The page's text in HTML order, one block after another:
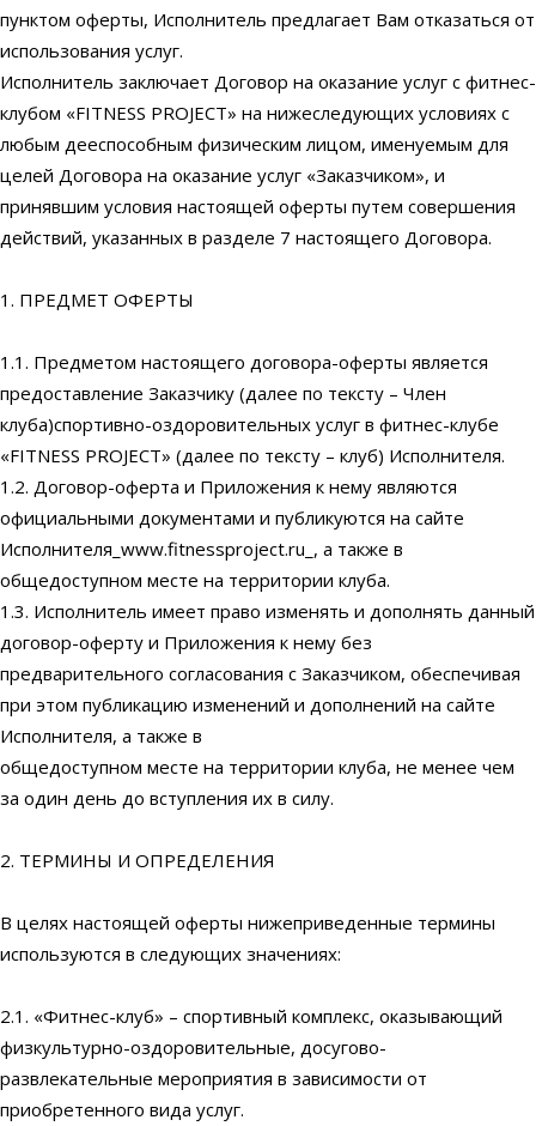
пунктом оферты, Исполнитель предлагает Вам отказаться от
использования услуг.
Исполнитель заключает Договор на оказание услуг с фитнес-
клубом «FITNESS PROJECT» на нижеследующих условиях с
любым дееспособным физическим лицом, именуемым для
целей Договора на оказание услуг «Заказчиком», и
принявшим условия настоящей оферты путем совершения
действий, указанных в разделе 7 настоящего Договора.
1. ПРЕДМЕТ ОФЕРТЫ
1.1. Предметом настоящего договора-оферты является
предоставление Заказчику (далее по тексту – Член
клуба)спортивно-оздоровительных услуг в фитнес-клубе
«FITNESS PROJECT» (далее по тексту – клуб) Исполнителя.
1.2. Договор-оферта и Приложения к нему являются
официальными документами и публикуются на сайте
Исполнителя_www.fitnessproject.ru_, а также в
общедоступном месте на территории клуба.
1.3. Исполнитель имеет право изменять и дополнять данный
договор-оферту и Приложения к нему без
предварительного согласования с Заказчиком, обеспечивая
при этом публикацию изменений и дополнений на сайте
Исполнителя, а также в
общедоступном месте на территории клуба, не менее чем
за один день до вступления их в силу.
2. ТЕРМИНЫ И ОПРЕДЕЛЕНИЯ
В целях настоящей оферты нижеприведенные термины
используются в следующих значениях:
2.1. «Фитнес-клуб» – спортивный комплекс, оказывающий
физкультурно-оздоровительные, досугово-
развлекательные мероприятия в зависимости от
приобретенного вида услуг.